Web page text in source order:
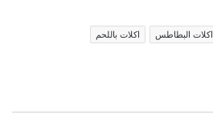
اكلات البطاطس اكلات باللحم